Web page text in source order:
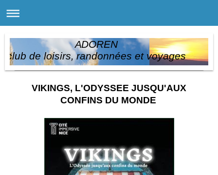
ADOREN
club de loisirs, randonnées et voyages
VIKINGS, L'ODYSSEE JUSQU'AUX
CONFINS DU MONDE